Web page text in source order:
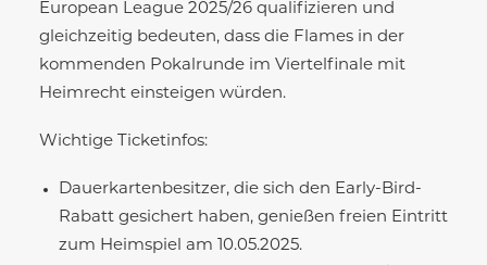
European League 2025/26 qualifizieren und
gleichzeitig bedeuten, dass die Flames in der
kommenden Pokalrunde im Viertelfinale mit
Heimrecht einsteigen würden.
Wichtige Ticketinfos:
Dauerkartenbesitzer, die sich den Early-Bird-
Rabatt gesichert haben, genießen freien Eintritt
zum Heimspiel am 10.05.2025.